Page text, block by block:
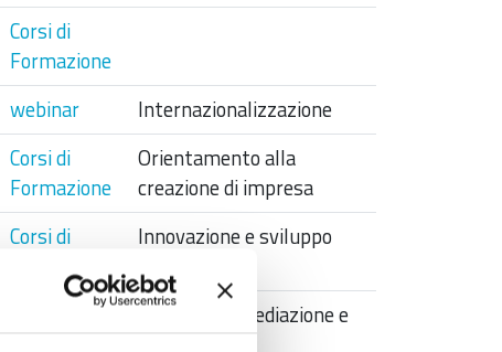
Corsi di
Formazione
webinar
Internazionalizzazione
Corsi di
Formazione
Orientamento alla
creazione di impresa
Corsi di
Formazione
Innovazione e sviluppo
sostenibile
ADR CAM - Mediazione e